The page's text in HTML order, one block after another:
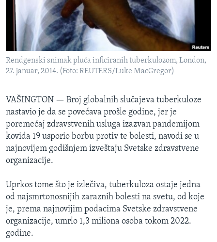
INTERVJU
Rendgenski snimak pluća inficiranih tuberkulozom, London,
27. januar, 2014. (Foto: REUTERS/Luke MacGregor)
VAŠINGTON — Broj globalnih slučajeva tuberkuloze
nastavio je da se povećava prošle godine, jer je
poremećaj zdravstvenih usluga izazvan pandemijom
kovida 19 usporio borbu protiv te bolesti, navodi se u
najnovijem godišnjem izveštaju Svetske zdravstvene
organizacije.
Uprkos tome što je izlečiva, tuberkuloza ostaje jedna
od najsmrtonosnijih zaraznih bolesti na svetu, od koje
je, prema najnovijim podacima Svetske zdravstvene
organizacije, umrlo 1,3 miliona osoba tokom 2022.
godine.